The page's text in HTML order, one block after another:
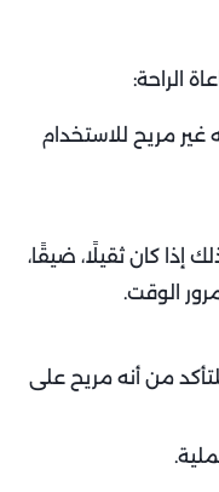
الراحة:
غير مريح للاستخدام
إذا كان ثقيلًا، ضيقًا،
الوقت.
من أنه مريح على